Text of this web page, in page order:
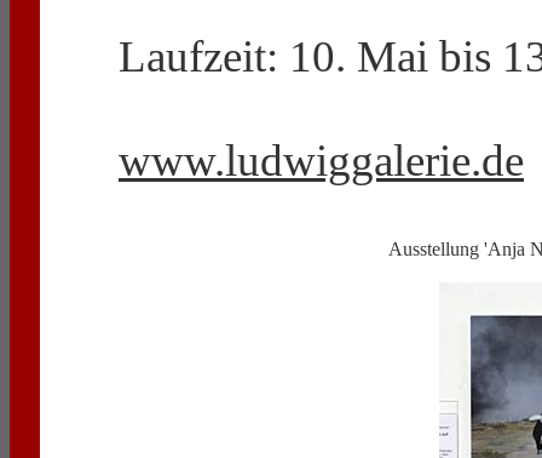
Laufzeit: 10. Mai bis
www.ludwiggalerie.de
Ausstellung 'Anja